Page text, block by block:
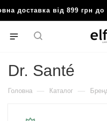
від 899 грн до
Dr. Santé
Головна — Каталог —